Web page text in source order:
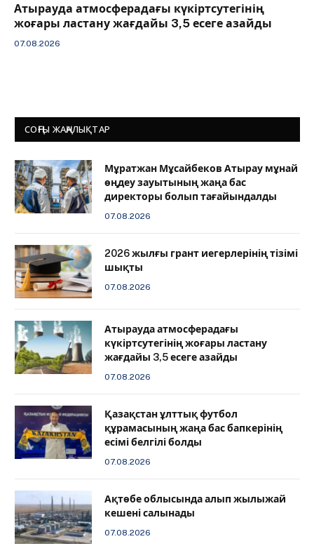
Атырауда атмосферадағы күкіртсутегінің
жоғары ластану жағдайы 3,5 есеге азайды
07.08.2026
СОҢҒЫ ЖАҢАЛЫҚТАР
Мұратжан Мұсайбеков Атырау мұнай
өңдеу зауытының жаңа бас
директоры болып тағайындалды
07.08.2026
2026 жылғы грант иегерлерінің тізімі
шықты
07.08.2026
Атырауда атмосферадағы
күкіртсутегінің жоғары ластану
жағдайы 3,5 есеге азайды
07.08.2026
Қазақстан ұлттық футбол
құрамасының жаңа бас бапкерінің
есімі белгілі болды
07.08.2026
Ақтөбе облысында алып жылыжай
кешені салынады
07.08.2026